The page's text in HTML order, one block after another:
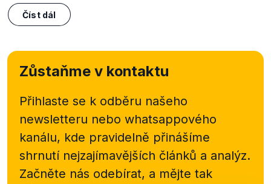
Číst dál
Zůstaňme v kontaktu
Přihlaste se k odběru našeho
newsletteru nebo whatsappového
kanálu, kde pravidelně přinášíme
shrnutí nejzajímavějších článků a analýz.
Začněte nás odebírat, a mějte tak